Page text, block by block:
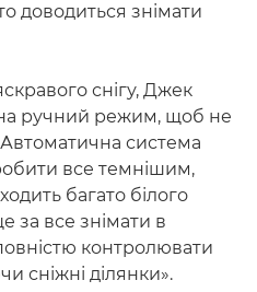
доводиться знімати
снігу, Джек
ручний режим, щоб не
система
все темнішим,
багато білого
за все знімати в
контролювати
сніжні ділянки».